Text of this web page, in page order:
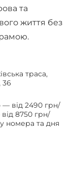
та
життя без
траса,
36
— від 2490 грн/
8750 грн/
номера та дня